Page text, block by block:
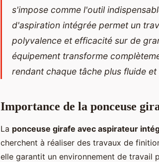
s'impose comme l'outil
d'aspiration intégrée permet un
polyvalence et efficacité sur de
équipement transforme
rendant chaque tâche plus fluide et
Importance de la ponceuse
La ponceuse girafe avec aspirateur
cherchent à réaliser des travaux de
elle garantit un environnement de travail